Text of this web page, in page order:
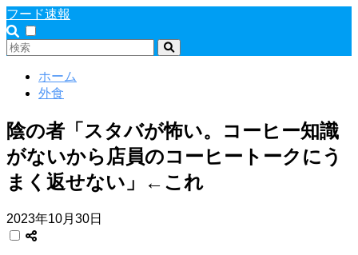
フード速報
ホーム
外食
陰の者「スタバが怖い。コーヒー知識
がないから店員のコーヒートークにう
まく返せない」←これ
2023年10月30日